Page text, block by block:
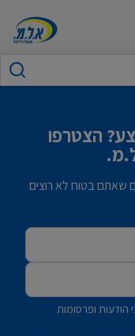
הצטרפו
שאתם בטוח לא רוצים
ופרסומות